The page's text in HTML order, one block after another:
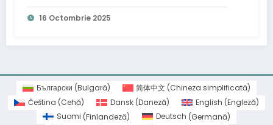
16 Octombrie 2025
Български (Bulgară) 简体中文 (Chineza simplificată)
Čeština (Cehă) Dansk(Daneză) English (Engleză)
Suomi (Finlandeză) Deutsch (Germană)